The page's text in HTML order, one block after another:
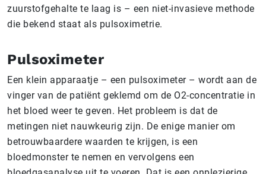
zuurstofgehalte te laag is – een niet-invasieve methode
die bekend staat als pulsoximetrie.
Pulsoximeter
Een klein apparaatje – een pulsoximeter – wordt aan de
vinger van de patiënt geklemd om de O2-concentratie in
het bloed weer te geven. Het probleem is dat de
metingen niet nauwkeurig zijn. De enige manier om
betrouwbaardere waarden te krijgen, is een
bloedmonster te nemen en vervolgens een